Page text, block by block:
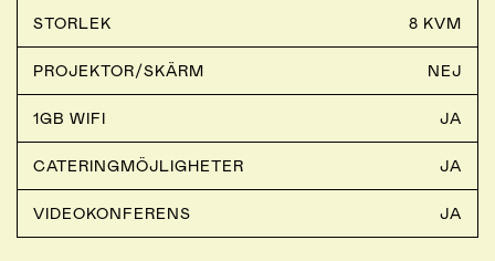
STORLEK 8 KVM
PROJEKTOR/SKÄRM NEJ
1GB WIFI JA
CATERINGMÖJLIGHETER JA
VIDEOKONFERENS JA